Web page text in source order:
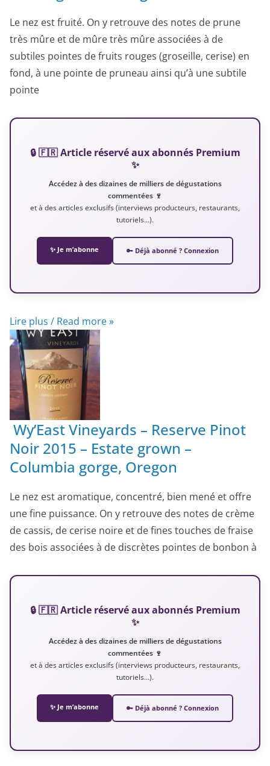
Le nez est fruité. On y retrouve des notes de prune
très mûre et de mûre très mûre associées à de
subtiles pointes de fruits rouges (groseille, cerise) en
fond, à une pointe de pruneau ainsi qu’à une subtile
pointe
🔒 🇫🇷 Article réservé aux abonnés Premium
✨
Accédez à des dizaines de milliers de dégustations
commentées 🍷
et à des articles exclusifs (interviews producteurs, restaurants,
tutoriels…).
✨ Je m’abonne 🔑 Déjà abonné ? Connexion
Lire plus / Read more »
Wy’East Vineyards – Reserve Pinot
Noir 2015 – Estate grown –
Columbia gorge, Oregon
Le nez est aromatique, concentré, bien mené et offre
une fine puissance. On y retrouve des notes de crème
de cassis, de cerise noire et de fines touches de fraise
des bois associées à de discrètes pointes de bonbon à
🔒 🇫🇷 Article réservé aux abonnés Premium
✨
Accédez à des dizaines de milliers de dégustations
commentées 🍷
et à des articles exclusifs (interviews producteurs, restaurants,
tutoriels…).
✨ Je m’abonne 🔑 Déjà abonné ? Connexion